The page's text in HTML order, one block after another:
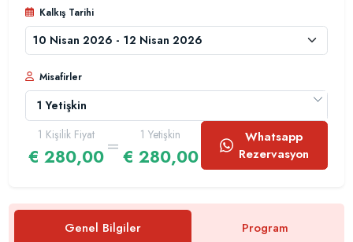
Kalkış Tarihi
Misafirler
1 Yetişkin
1
0 Bebek
1 Kişilik Fiyat
€ 280,00= 1 Yetişkin
€ 280,00
Whatsapp
Rezervasyon
Genel Bilgiler Program